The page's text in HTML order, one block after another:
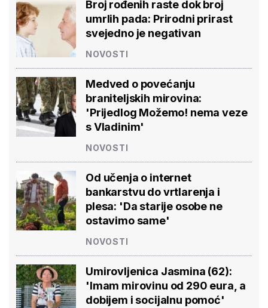
Broj rođenih raste dok broj
umrlih pada: Prirodni prirast
svejedno je negativan
NOVOSTI
Medved o povećanju
braniteljskih mirovina:
'Prijedlog Možemo! nema veze
s Vladinim'
NOVOSTI
Od učenja o internet
bankarstvu do vrtlarenja i
plesa: 'Da starije osobe ne
ostavimo same'
NOVOSTI
Umirovljenica Jasmina (62):
'Imam mirovinu od 290 eura, a
dobijem i socijalnu pomoć'